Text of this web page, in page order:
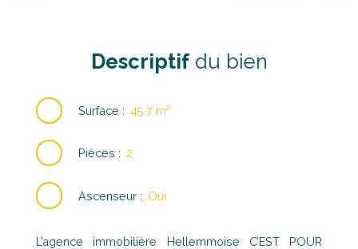
Descriptifdu bien
Surface : 45.7 m²
Pièces : 2
Ascenseur : Oui
L’agence immobilière Hellemmoise C’EST POUR